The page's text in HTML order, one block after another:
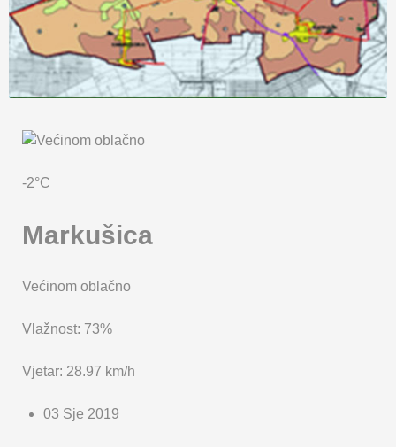
-2°C
Markušica
Većinom oblačno
Vlažnost: 73%
Vjetar: 28.97 km/h
03 Sje 2019